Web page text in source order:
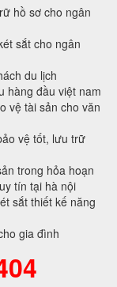
hồ sơ cho ngân
sắt cho ngân
du lịch
hàng đầu việt nam
vệ tài sản cho văn
vệ tốt, lưu trữ
trong hỏa hoạn
tín tại hà nội
sắt thiết kế năng
gia đình